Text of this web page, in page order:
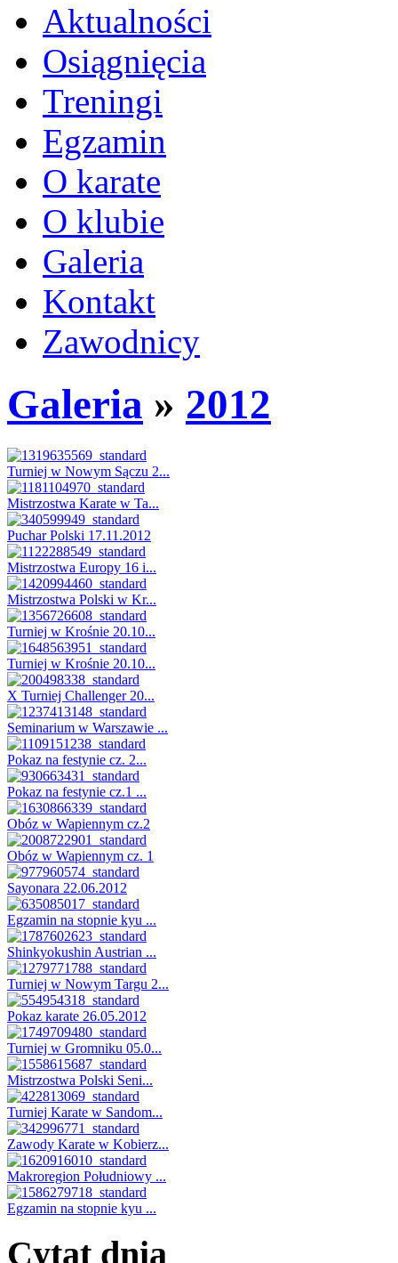
Aktualności
Osiągnięcia
Treningi
Egzamin
O karate
O klubie
Galeria
Kontakt
Zawodnicy
Galeria » 2012
Turniej w Nowym Sączu 2...
Mistrzostwa Karate w Ta...
Puchar Polski 17.11.2012
Mistrzostwa Europy 16 i...
Mistrzostwa Polski w Kr...
Turniej w Krośnie 20.10...
Turniej w Krośnie 20.10...
X Turniej Challenger 20...
Seminarium w Warszawie ...
Pokaz na festynie cz. 2...
Pokaz na festynie cz.1 ...
Obóz w Wapiennym cz.2
Obóz w Wapiennym cz. 1
Sayonara 22.06.2012
Egzamin na stopnie kyu ...
Shinkyokushin Austrian ...
Turniej w Nowym Targu 2...
Pokaz karate 26.05.2012
Turniej w Gromniku 05.0...
Mistrzostwa Polski Seni...
Turniej Karate w Sandom...
Zawody Karate w Kobierz...
Makroregion Południowy ...
Egzamin na stopnie kyu ...
Cytat dnia